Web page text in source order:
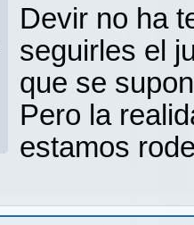
Devir no ha
seguirles el
que se
Pero la
estamos